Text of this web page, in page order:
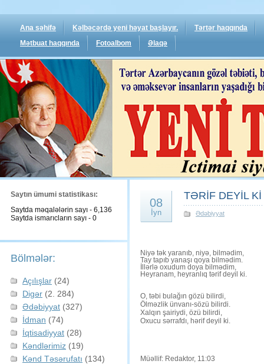
Ana səhifə Kəlbəcərdə yeni həyat başlayır.
Tərtər haqqında
Mətbuat haqqında
Fotoalbom Əlaqə
Saytın ümumi statistikası:
Saytda məqalələrin sayı - 6,136
Saytda ismarıcların sayı - 0
Bölmələr:
Açılışlar (24)
Digər (2. 284)
Ədəbiyyat (327)
İdman (74)
İqtisadiyyat (28)
Kəndlərimiz (19)
Kənd Təsərufatı (134)
08
İyn
TƏRİF DEYİL Kİ
Ədəbiyyat
Niyə tək yaranıb, niyə, bilmədim,
Tay tapıb yanaşı qoya bilmədim.
İllərlə oxudum doya bilmədim,
Heyranam, heyranlıq tərif deyil ki.
O, təbi bulağın gözü bilirdi,
Ölməzlik ünvanı-sözü bilirdi.
Xalqın şairiydi, özü bilirdi,
Oxucu sərrafdı, hərif deyil ki.
Müəllif: Redaktor, 11:03